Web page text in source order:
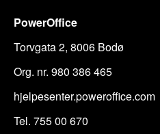
PowerOffice
Torvgata 2, 8006 Bodø
Org. nr. 980 386 465
hjelpesenter.poweroffice.com
Tel. 755 00 670